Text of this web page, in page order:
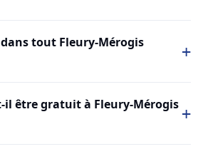
tout Fleury-Mérogis
il être gratuit à Fleury-Mérogis